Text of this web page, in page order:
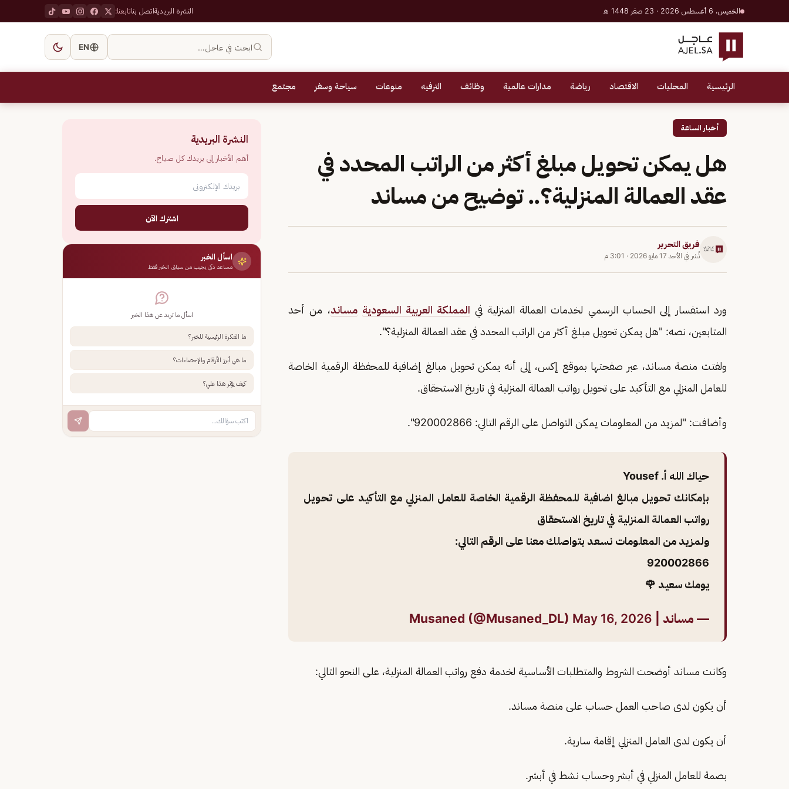
الخميس، 6 أغسطس 2026 · 23 صفر 1448 هـ النشرة البريديةاتصل بناتابعنا:
ابحث في عاجل… EN
الرئيسية المحليات الاقتصاد رياضة مدارات عالمية وظائف الترفيه منوعات سياحة وسفر مجتمع
أخبار الساعة
هل يمكن تحويل مبلغ أكثر من الراتب المحدد في
عقد العمالة المنزلية؟.. توضيح من مساند
فريق التحرير
نُشر في الأحد 17 مايو 2026 · 3:01 م
ورد استفسار إلى الحساب الرسمي لخدمات العمالة المنزلية في المملكة العربية السعودية مساند، من أحد
المتابعين، نصه: "هل يمكن تحويل مبلغ أكثر من الراتب المحدد في عقد العمالة المنزلية؟".
ولفتت منصة مساند، عبر صفحتها بموقع إكس، إلى أنه يمكن تحويل مبالغ إضافية للمحفظة الرقمية الخاصة
للعامل المنزلي مع التأكيد على تحويل رواتب العمالة المنزلية في تاريخ الاستحقاق.
وأضافت: "لمزيد من المعلومات يمكن التواصل على الرقم التالي: 920002866".
حياك الله أ. Yousef
بإمكانك تحويل مبالغ اضافية للمحفظة الرقمية الخاصة للعامل المنزلي مع التأكيد على تحويل
رواتب العمالة المنزلية في تاريخ الاستحقاق
ولمزيد من المعلومات نسعد بتواصلك معنا على الرقم التالي:
920002866
يومك سعيد 🌹
— مساند | Musaned (@Musaned_DL) May 16, 2026
وكانت مساند أوضحت الشروط والمتطلبات الأساسية لخدمة دفع رواتب العمالة المنزلية، على النحو التالي:
أن يكون لدى صاحب العمل حساب على منصة مساند.
أن يكون لدى العامل المنزلي إقامة سارية.
بصمة للعامل المنزلي في أبشر وحساب نشط في أبشر.
النشرة البريدية
أهم الأخبار إلى بريدك كل صباح.
اشترك الآن
اسأل الخبر
مساعد ذكي يجيب من سياق الخبر فقط
اسأل ما تريد عن هذا الخبر
ما الفكرة الرئيسية للخبر؟
ما هي أبرز الأرقام والإحصاءات؟
كيف يؤثر هذا علي؟